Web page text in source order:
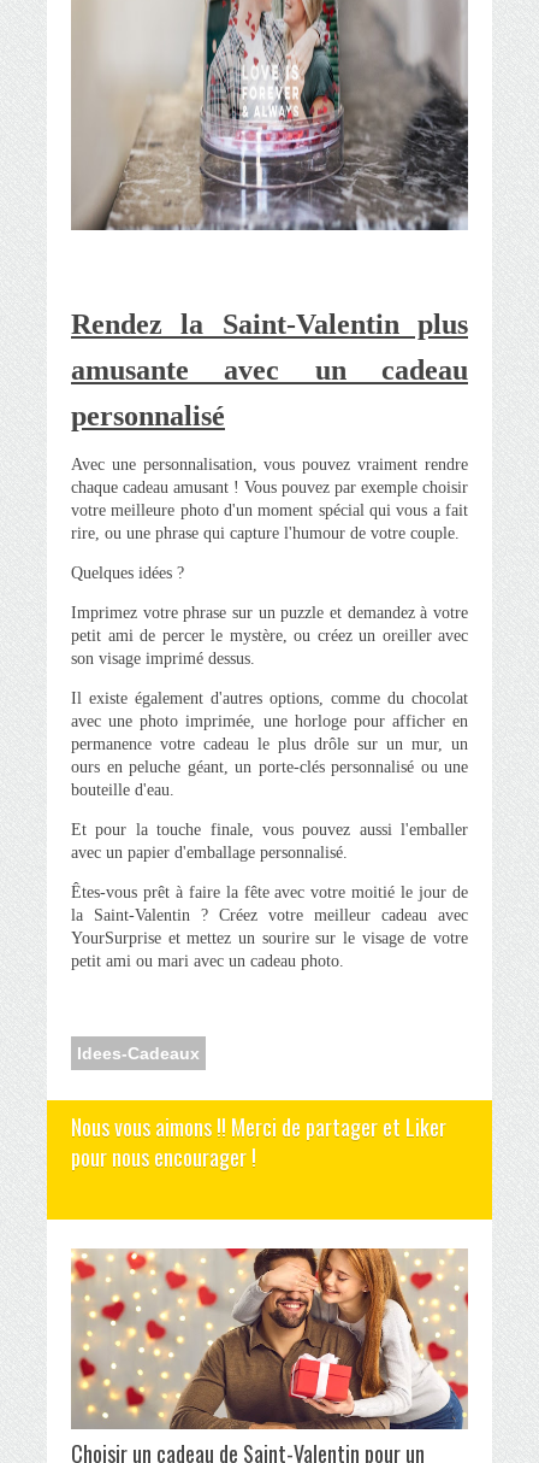
Rendez la Saint-Valentin plus
amusante avec un cadeau
personnalisé
Avec une personnalisation, vous pouvez vraiment rendre
chaque cadeau amusant ! Vous pouvez par exemple choisir
votre meilleure photo d'un moment spécial qui vous a fait
rire, ou une phrase qui capture l'humour de votre couple.
Quelques idées ?
Imprimez votre phrase sur un puzzle et demandez à votre
petit ami de percer le mystère, ou créez un oreiller avec
son visage imprimé dessus.
Il existe également d'autres options, comme du chocolat
avec une photo imprimée, une horloge pour afficher en
permanence votre cadeau le plus drôle sur un mur, un
ours en peluche géant, un porte-clés personnalisé ou une
bouteille d'eau.
Et pour la touche finale, vous pouvez aussi l'emballer
avec un papier d'emballage personnalisé.
Êtes-vous prêt à faire la fête avec votre moitié le jour de
la Saint-Valentin ? Créez votre meilleur cadeau avec
YourSurprise et mettez un sourire sur le visage de votre
petit ami ou mari avec un cadeau photo.
Idees-Cadeaux
Nous vous aimons !! Merci de partager et Liker
pour nous encourager !
Choisir un cadeau de Saint-Valentin pour un